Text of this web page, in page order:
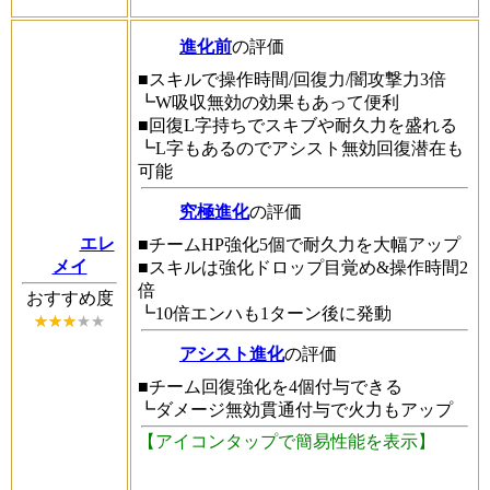
エレ
メイ
おすすめ度
進化前の評価
■スキルで操作時間/回復力/闇攻撃力3倍
┗W吸収無効の効果もあって便利
■回復L字持ちでスキブや耐久力を盛れる
┗L字もあるのでアシスト無効回復潜在も
可能
究極進化の評価
■チームHP強化5個で耐久力を大幅アップ
■スキルは強化ドロップ目覚め&操作時間2
倍
┗10倍エンハも1ターン後に発動
アシスト進化の評価
■チーム回復強化を4個付与できる
┗ダメージ無効貫通付与で火力もアップ
【アイコンタップで簡易性能を表示】